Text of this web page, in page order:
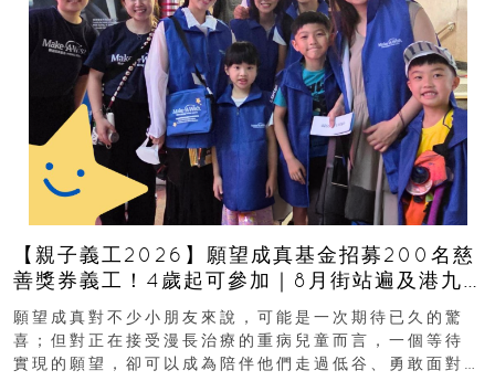
【親子義工2026】願望成真基金招募200名慈
善獎券義工！4歲起可參加｜8月街站遍及港九
新界
願望成真對不少小朋友來說，可能是一次期待已久的驚
喜；但對正在接受漫長治療的重病兒童而言，一個等待
實現的願望，卻可以成為陪伴他們走過低谷、勇敢面對